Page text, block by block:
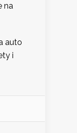
na
auto
i